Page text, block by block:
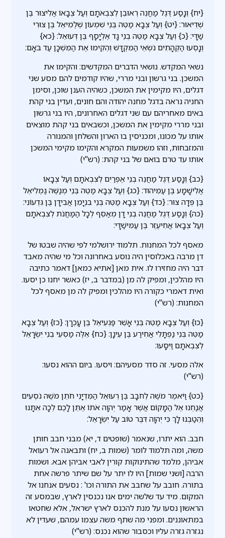
{יח} וְנָסַע דֶּגֶל מַחֲנֵה רְאוּבֵן לְצִבְאֹתָם וְעַל צְבָאוֹ אֱלִיצוּר בֶּן
שְׁדֵיאוּר: {יט} וְעַל צְבָא מַטֵּה בְּנֵי שִׁמְעוֹן שְׁלֻמִיאֵל בֶּן צוּרִי
שַׁדָּי: {כ} וְעַל צְבָא מַטֵּה בְנֵי גָד אֶלְיָסָף בֶּן דְּעוּאֵל: {כא}
וְנָסְעוּ הַקְּהָתִים נֹשְׂאֵי הַמִּקְדָּשׁ וְהֵקִימוּ אֶת הַמִּשְׁכָּן עַד בֹּאָם:
נשאי המקדש. נושאי הדברים המקדשים: והקימו את
המשכן. בני גרשון ובני מררי, שהיו קודמים להם מסע שני
דגלים, היו מקימין את המשכן, כשהיה הענן שוכן, וסימן
החניה נראה בדגל מחנה יהודה והם חונים, ועדין בני קהת
באים מאחריהם עם שני דגלים האחרונים, היו בני גרשון
ובני מררי מקימין את המשכן, וכשבאים בני קהת מוצאים
אותו על מכונו, ומכניסין בו הארון והשלחן והמנורה
והמזבחות, וזהו משמעות המקרא והקימו מקימי המשכן
אותו עד טרם בואם של בני קהת: (רש"י)
{כב} וְנָסַע דֶּגֶל מַחֲנֵה בְנֵי אֶפְרַיִם לְצִבְאֹתָם וְעַל צְבָאוֹ
אֱלִישָׁמָע בֶּן עַמִּיהוּד: {כג} וְעַל צְבָא מַטֵּה בְּנֵי מְנַשֶּׁה גַּמְלִיאֵל
בֶּן פְּדָה צוּר: {כד} וְעַל צְבָא מַטֵּה בְּנֵי בִנְיָמִן אֲבִידָן בֶּן גִּדְעוֹנִי:
{כה} וְנָסַע דֶּגֶל מַחֲנֵה בְנֵי דָן מְאַסֵּף לְכָל הַמַּחֲנֹת לְצִבְאֹתָם
וְעַל צְבָאוֹ אֲחִיעֶזֶר בֶּן עַמִּישַׁדָּי:
מאסף לכל המחנות. תלמוד ירושלמי לפי שהיה שבטו של
דן מרבה באכלוסין היה נוסע באחרונה וכל מי שהיה מאבד
דבר היה מחזירו לו. אית מאן [אתיא כמאן] דאמר כתיבה
היו מהלכין, ומפיק לה מן (במדבר ב, יז) כאשר יחנו כן יסעו.
ואית דאמרי כקורה היו מהלכין ומפיק לה מן מאסף לכל
המחנות: (רש"י)
{כו} וְעַל צְבָא מַטֵּה בְּנֵי אָשֵׁר פַּגְעִיאֵל בֶּן עָכְרָן: {כז} וְעַל צְבָא
מַטֵּה בְּנֵי נַפְתָּלִי אֲחִירַע בֶּן עֵינָן: {כח} אֵלֶּה מַסְעֵי בְנֵי יִשְׂרָאֵל
לְצִבְאֹתָם וַיִּסָּעוּ:
אלה מסעי. זה סדר מסעיהם: ויסעו. ביום ההוא נסעו:
(רש"י)
{כט} וַיֹּאמֶר מֹשֶׁה לְחֹבָב בֶּן רְעוּאֵל הַמִּדְיָנִי חֹתֵן מֹשֶׁה נֹסְעִים
אֲנַחְנוּ אֶל הַמָּקוֹם אֲשֶׁר אָמַר יְהוָה אֹתוֹ אֶתֵּן לָכֶם לְכָה אִתָּנוּ
וְהֵטַבְנוּ לָךְ כִּי יְהוָה דִּבֶּר טוֹב עַל יִשְׂרָאֵל:
חבב. הוא יתרו, שנאמר (שופטים ד, יא) מבני חבב חותן
משה, ומה תלמוד לומר (שמות ב, יח) ותבאנה אל רעואל
אביהן, מלמד שהתינוקות קורין לאבי אביהן אבא. ושמות
הרבה [ושני שמות] היו לו יתר על שם שיתר פרשה אחת
בתורה. חובב על שחבב את התורה וכו' : נסעים אנחנו אל
המקום. מיד עד שלשה ימים אנו נכנסין לארץ, שבמסע זה
הראשון נסעו על מנת להכנס לארץ ישראל, אלא שחטאו
במתאוננים. ומפני מה שתף משה עצמו עמהם, שעדין לא
נגזרה גזרה עליו וכסבור שהוא נכנס: (רש"י)